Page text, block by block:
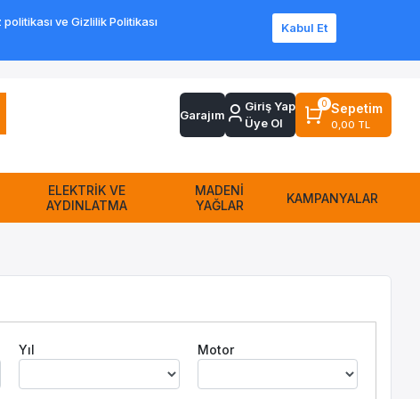
Garajım
Giriş Yap
Üye Ol
0 Sepetim
0,00 TL
ELEKTRİK VE
AYDINLATMA
MADENİ
YAĞLAR
KAMPANYALAR
Yıl Motor
ve Gizlilik Politikası
Kabul Et